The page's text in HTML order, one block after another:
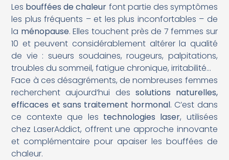
Les bouffées de chaleur font partie des symptômes
les plus fréquents – et les plus inconfortables – de
la ménopause. Elles touchent près de 7 femmes sur
10 et peuvent considérablement altérer la qualité
de vie : sueurs soudaines, rougeurs, palpitations,
troubles du sommeil, fatigue chronique, irritabilité…
Face à ces désagréments, de nombreuses femmes
recherchent aujourd’hui des solutions naturelles,
efficaces et sans traitement hormonal. C’est dans
ce contexte que les technologies laser, utilisées
chez LaserAddict, offrent une approche innovante
et complémentaire pour apaiser les bouffées de
chaleur.